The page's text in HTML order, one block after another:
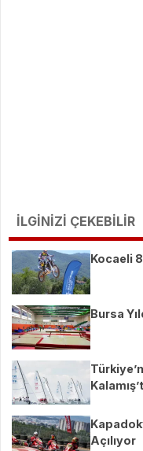
İLGİNİZİ ÇEKEBİLİR
Kocaeli
Bursa
Açılıyor